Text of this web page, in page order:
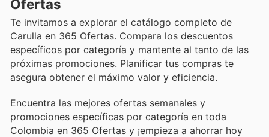
Ofertas
Te invitamos a explorar el catálogo completo de
Carulla en 365 Ofertas. Compara los descuentos
específicos por categoría y mantente al tanto de las
próximas promociones. Planificar tus compras te
asegura obtener el máximo valor y eficiencia.
Encuentra las mejores ofertas semanales y
promociones específicas por categoría en toda
Colombia en 365 Ofertas y ¡empieza a ahorrar hoy